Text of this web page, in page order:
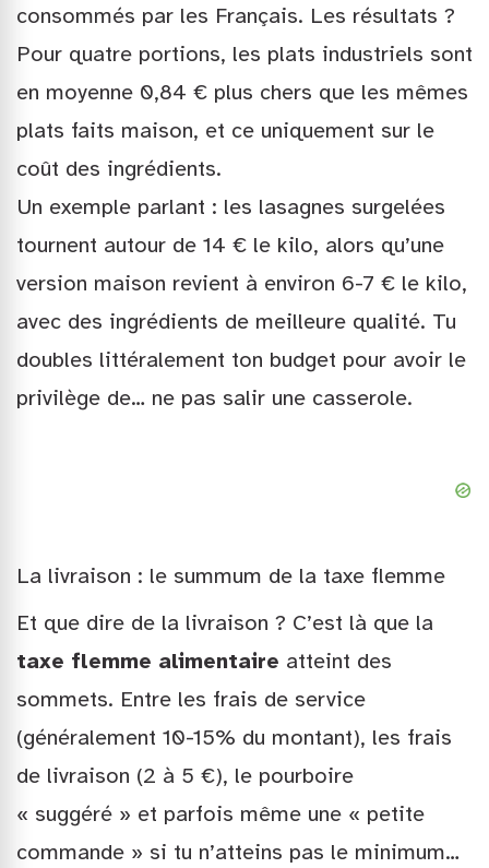
consommés par les Français. Les résultats ?
Pour quatre portions, les plats industriels sont
en moyenne 0,84 € plus chers que les mêmes
plats faits maison, et ce uniquement sur le
coût des ingrédients.
Un exemple parlant : les lasagnes surgelées
tournent autour de 14 € le kilo, alors qu’une
version maison revient à environ 6-7 € le kilo,
avec des ingrédients de meilleure qualité. Tu
doubles littéralement ton budget pour avoir le
privilège de… ne pas salir une casserole.
La livraison : le summum de la taxe flemme
Et que dire de la livraison ? C’est là que la
taxe flemme alimentaire atteint des
sommets. Entre les frais de service
(généralement 10-15% du montant), les frais
de livraison (2 à 5 €), le pourboire
« suggéré » et parfois même une « petite
commande » si tu n’atteins pas le minimum…